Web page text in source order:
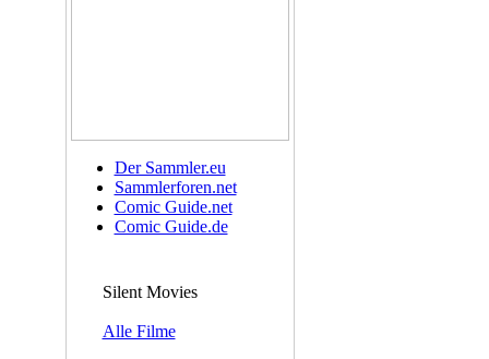
Der Sammler.eu
Sammlerforen.net
Comic Guide.net
Comic Guide.de
Silent Movies
Alle Filme